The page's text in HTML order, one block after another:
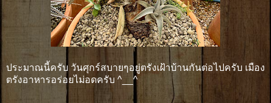
ประมาณนี้ครับ วันศุกร์สบายๆอยู่ตรังเฝ้าบ้านกันต่อไปครับ เมือง
ตรังอาหารอร่อยไม่อดครับ ^__^